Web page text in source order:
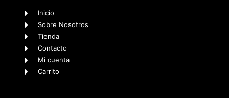
Inicio
Sobre Nosotros
Tienda
Contacto
Mi cuenta
Carrito